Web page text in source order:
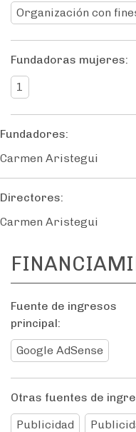
Organización con
Fundadoras mujeres:
1
Fundadores:
Carmen Aristegui
Directores:
Carmen Aristegui
Fuente de ingresos
principal:
Google AdSense
Otras fuentes de
Publicidad